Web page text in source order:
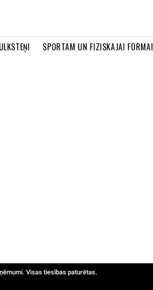
SPORTAM UN FIZISKAJAI FORMAI
Visas tiesības paturētas.